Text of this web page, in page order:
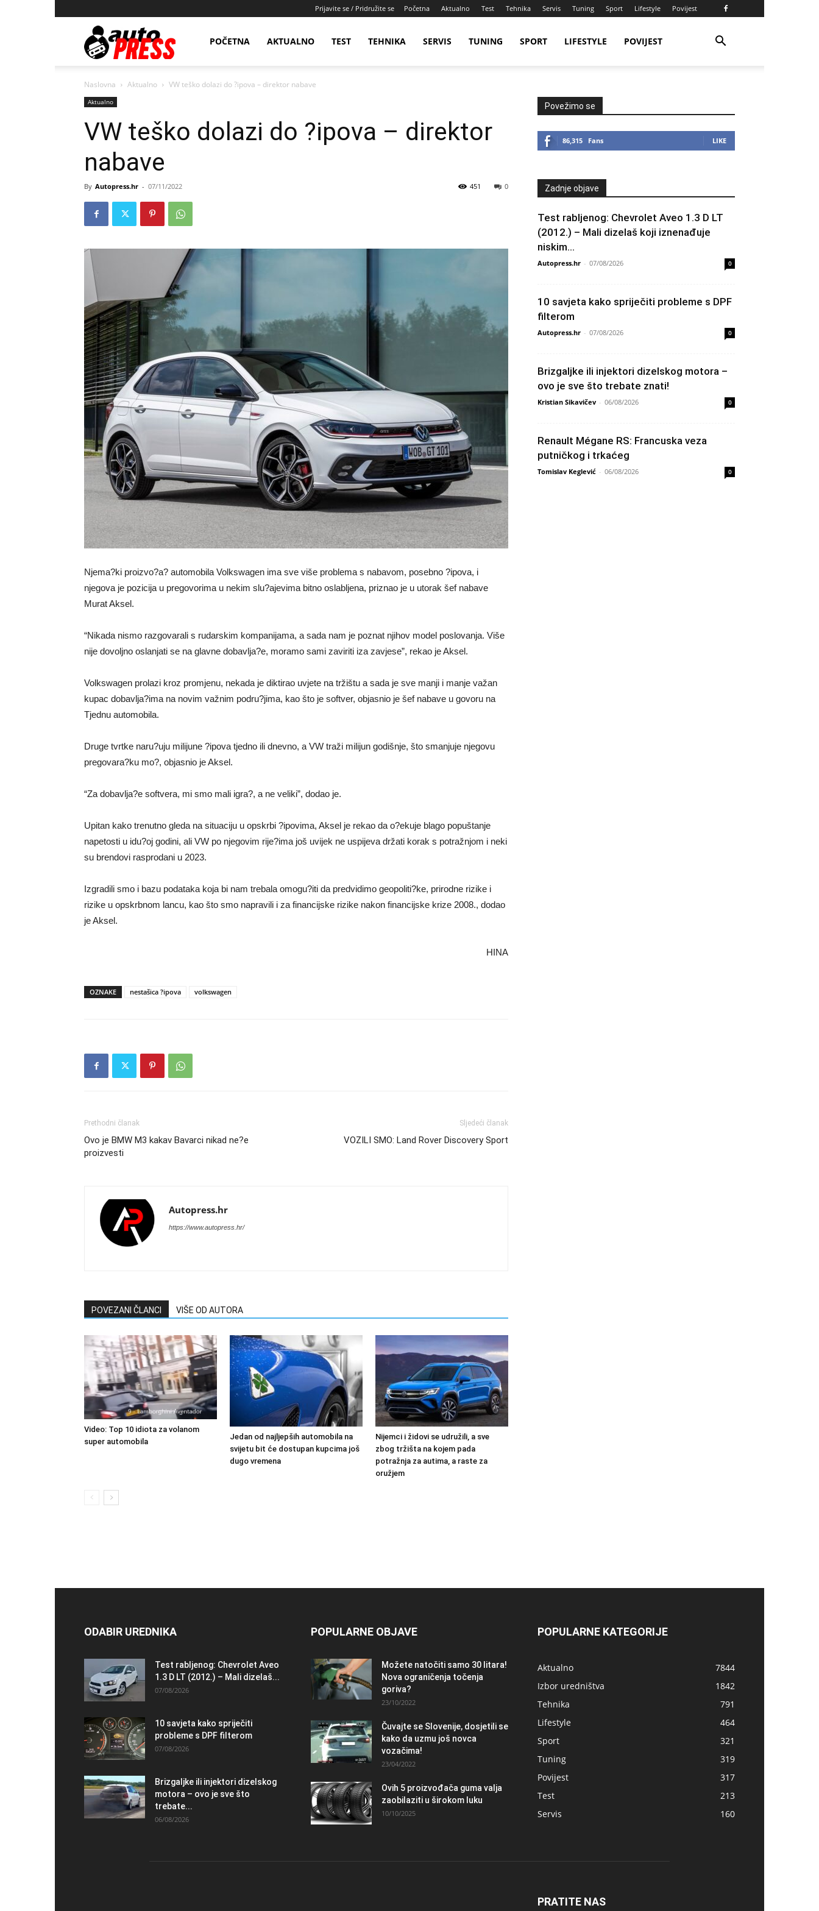
Prijavite se / Pridružite se Početna Aktualno Test Tehnika Servis Tuning Sport Lifestyle Povijest
AutopressHRPOČETNA AKTUALNO TEST TEHNIKA SERVIS TUNING SPORT LIFESTYLE POVIJEST
Naslovna Aktualno VW teško dolazi do ?ipova – direktor nabave
Aktualno
VW teško dolazi do ?ipova – direktor
nabave
By Autopress.hr - 07/11/2022 0
451
Njema?ki proizvo?a? automobila Volkswagen ima sve više problema s nabavom, posebno ?ipova, i
njegova je pozicija u pregovorima u nekim slu?ajevima bitno oslabljena, priznao je u utorak šef nabave
Murat Aksel.
“Nikada nismo razgovarali s rudarskim kompanijama, a sada nam je poznat njihov model poslovanja. Više
nije dovoljno oslanjati se na glavne dobavlja?e, moramo sami zaviriti iza zavjese”, rekao je Aksel.
Volkswagen prolazi kroz promjenu, nekada je diktirao uvjete na tržištu a sada je sve manji i manje važan
kupac dobavlja?ima na novim važnim podru?jima, kao što je softver, objasnio je šef nabave u govoru na
Tjednu automobila.
Druge tvrtke naru?uju milijune ?ipova tjedno ili dnevno, a VW traži milijun godišnje, što smanjuje njegovu
pregovara?ku mo?, objasnio je Aksel.
“Za dobavlja?e softvera, mi smo mali igra?, a ne veliki”, dodao je.
Upitan kako trenutno gleda na situaciju u opskrbi ?ipovima, Aksel je rekao da o?ekuje blago popuštanje
napetosti u idu?oj godini, ali VW po njegovim rije?ima još uvijek ne uspijeva držati korak s potražnjom i neki
su brendovi rasprodani u 2023.
Izgradili smo i bazu podataka koja bi nam trebala omogu?iti da predvidimo geopoliti?ke, prirodne rizike i
rizike u opskrbnom lancu, kao što smo napravili i za financijske rizike nakon financijske krize 2008., dodao
je Aksel.
HINA
OZNAKE nestašica ?ipova volkswagen
Prethodni članak
Ovo je BMW M3 kakav Bavarci nikad ne?e
proizvesti
Sljedeći članak
VOZILI SMO: Land Rover Discovery Sport
Autopress.hr
https://www.autopress.hr/
POVEZANI ČLANCI VIŠE OD AUTORA
Video: Top 10 idiota za volanom
super automobila
Jedan od najljepših automobila na
svijetu bit će dostupan kupcima još
dugo vremena
Nijemci i židovi se udružili, a sve
zbog tržišta na kojem pada
potražnja za autima, a raste za
oružjem
Povežimo se
86,315 Fans LIKE
Zadnje objave
Test rabljenog: Chevrolet Aveo 1.3 D LT
(2012.) – Mali dizelaš koji iznenađuje
niskim...
Autopress.hr - 07/08/2026 0
10 savjeta kako spriječiti probleme s DPF
filterom
Autopress.hr - 07/08/2026 0
Brizgaljke ili injektori dizelskog motora –
ovo je sve što trebate znati!
Kristian Sikavičev - 06/08/2026 0
Renault Mégane RS: Francuska veza
putničkog i trkaćeg
Tomislav Keglević - 06/08/2026 0
ODABIR UREDNIKA
Test rabljenog: Chevrolet Aveo
1.3 D LT (2012.) – Mali dizelaš...
07/08/2026
10 savjeta kako spriječiti
probleme s DPF filterom
07/08/2026
Brizgaljke ili injektori dizelskog
motora – ovo je sve što
trebate...
06/08/2026
POPULARNE OBJAVE
Možete natočiti samo 30 litara!
Nova ograničenja točenja
goriva?
23/10/2022
Čuvajte se Slovenije, dosjetili se
kako da uzmu još novca
vozačima!
23/04/2022
Ovih 5 proizvođača guma valja
zaobilaziti u širokom luku
10/10/2025
POPULARNE KATEGORIJE
Aktualno
7844
Izbor uredništva
1842
Tehnika
791
Lifestyle
464
Sport
321
Tuning
319
Povijest
317
Test
213
Servis
160
PRATITE NAS